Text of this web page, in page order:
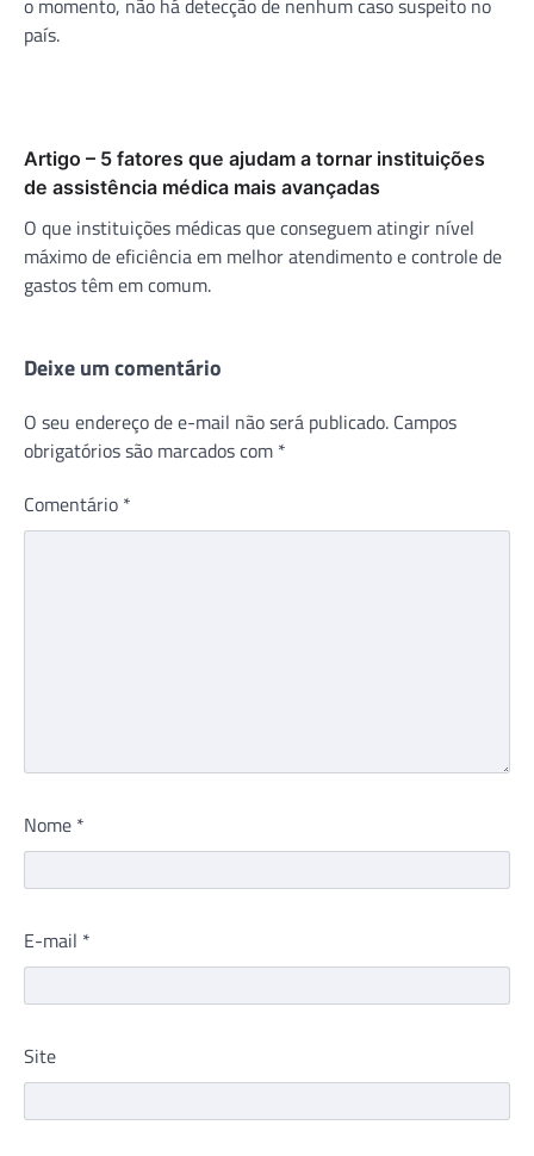
o momento, não há detecção de nenhum caso suspeito no
país.
Artigo – 5 fatores que ajudam a tornar instituições
de assistência médica mais avançadas
O que instituições médicas que conseguem atingir nível
máximo de eficiência em melhor atendimento e controle de
gastos têm em comum.
Deixe um comentário
O seu endereço de e-mail não será publicado. Campos
obrigatórios são marcados com *
Comentário *
Nome *
E-mail *
Site